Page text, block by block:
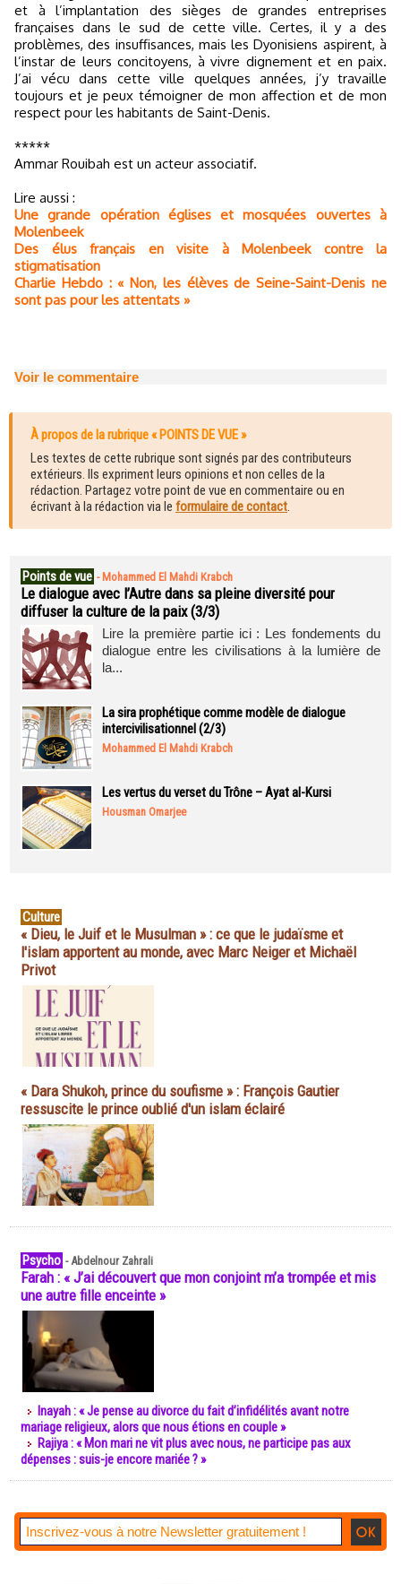
et à l’implantation des sièges de grandes entreprises
françaises dans le sud de cette ville. Certes, il y a des
problèmes, des insuffisances, mais les Dyonisiens aspirent, à
l’instar de leurs concitoyens, à vivre dignement et en paix.
J’ai vécu dans cette ville quelques années, j’y travaille
toujours et je peux témoigner de mon affection et de mon
respect pour les habitants de Saint-Denis.
*****
Ammar Rouibah est un acteur associatif.
Lire aussi :
Une grande opération églises et mosquées ouvertes à
Molenbeek
Des élus français en visite à Molenbeek contre la
stigmatisation
Charlie Hebdo : « Non, les élèves de Seine-Saint-Denis ne
sont pas pour les attentats »
Voir le commentaire
À propos de la rubrique « POINTS DE VUE »
Les textes de cette rubrique sont signés par des contributeurs
extérieurs. Ils expriment leurs opinions et non celles de la
rédaction. Partagez votre point de vue en commentaire ou en
écrivant à la rédaction via le formulaire de contact.
Points de vue - Mohammed El Mahdi Krabch
Le dialogue avec l’Autre dans sa pleine diversité pour
diffuser la culture de la paix (3/3)
Lire la première partie ici : Les fondements du
dialogue entre les civilisations à la lumière de
la...
La sira prophétique comme modèle de dialogue
intercivilisationnel (2/3)
Mohammed El Mahdi Krabch
Les vertus du verset du Trône – Ayat al-Kursi
Housman Omarjee
Culture
« Dieu, le Juif et le Musulman » : ce que le judaïsme et
l'islam apportent au monde, avec Marc Neiger et Michaël
Privot
« Dara Shukoh, prince du soufisme » : François Gautier
ressuscite le prince oublié d'un islam éclairé
Psycho -Abdelnour Zahrali
Farah : « J’ai découvert que mon conjoint m’a trompée et mis
une autre fille enceinte »
Inayah : « Je pense au divorce du fait d’infidélités avant notre
mariage religieux, alors que nous étions en couple »
Rajiya : « Mon mari ne vit plus avec nous, ne participe pas aux
dépenses : suis-je encore mariée ? »